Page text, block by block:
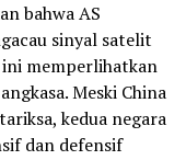
bahwa AS
sinyal satelit
ini memperlihatkan
Meski China
kedua negara
dan defensif